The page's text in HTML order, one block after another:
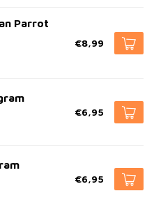
Parrot
€8,99
€6,95
€6,95